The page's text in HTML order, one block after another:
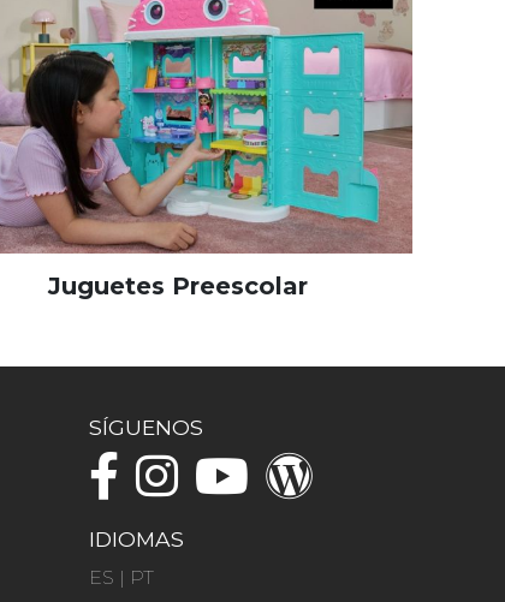
Juguetes Preescolar
SÍGUENOS
IDIOMAS
ES | PT